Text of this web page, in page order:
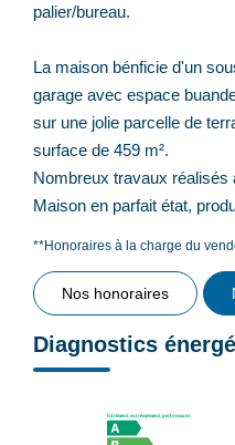
palier/bureau.
La maison bénficie d'un
garage avec espace
sur une jolie parcelle de
surface de 459 m².
Nombreux travaux réalisés
Maison en parfait état,
**Honoraires à la charge du
Nos honoraires
Diagnostics